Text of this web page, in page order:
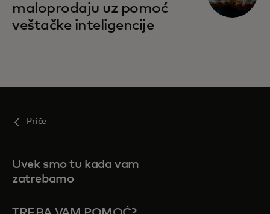
maloprodaju uz pomoć
veštačke inteligencije
Priče
Uvek smo tu kada vam
zatrebamo